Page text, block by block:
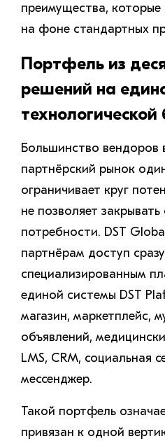
преимущества,
на фоне стандартных
Портфель из
решений на
технологической
Большинство вендоров
партнёрский рынок
ограничивает круг
не позволяет
потребности. DST
партнёрам доступ
специализированным
единой системы DST
магазин, маркетплейс,
объявлений,
LMS, CRM, социальная
мессенджер.
Такой портфель
привязан к одной